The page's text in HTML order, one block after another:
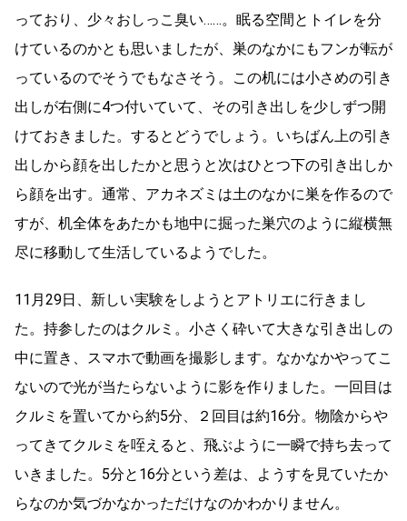
っており、少々おしっこ臭い……。眠る空間とトイレを分
けているのかとも思いましたが、巣のなかにもフンが転が
っているのでそうでもなさそう。この机には小さめの引き
出しが右側に4つ付いていて、その引き出しを少しずつ開
けておきました。するとどうでしょう。いちばん上の引き
出しから顔を出したかと思うと次はひとつ下の引き出しか
ら顔を出す。通常、アカネズミは土のなかに巣を作るので
すが、机全体をあたかも地中に掘った巣穴のように縦横無
尽に移動して生活しているようでした。
11月29日、新しい実験をしようとアトリエに行きまし
た。持参したのはクルミ。小さく砕いて大きな引き出しの
中に置き、スマホで動画を撮影します。なかなかやってこ
ないので光が当たらないように影を作りました。一回目は
クルミを置いてから約5分、２回目は約16分。物陰からや
ってきてクルミを咥えると、飛ぶように一瞬で持ち去って
いきました。5分と16分という差は、ようすを見ていたか
らなのか気づかなかっただけなのかわかりません。